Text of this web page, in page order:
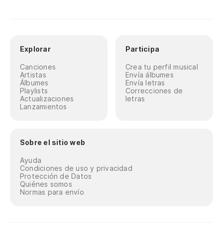
Explorar
Canciones
Artistas
Álbumes
Playlists
Actualizaciones
Lanzamientos
Participa
Crea tu perfil musical
Envía álbumes
Envía letras
Correcciones de
letras
Sobre el sitio web
Ayuda
Condiciones de uso y privacidad
Protección de Datos
Quiénes somos
Normas para envío